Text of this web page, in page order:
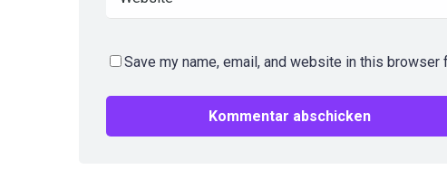
Save my name, email, and website in this